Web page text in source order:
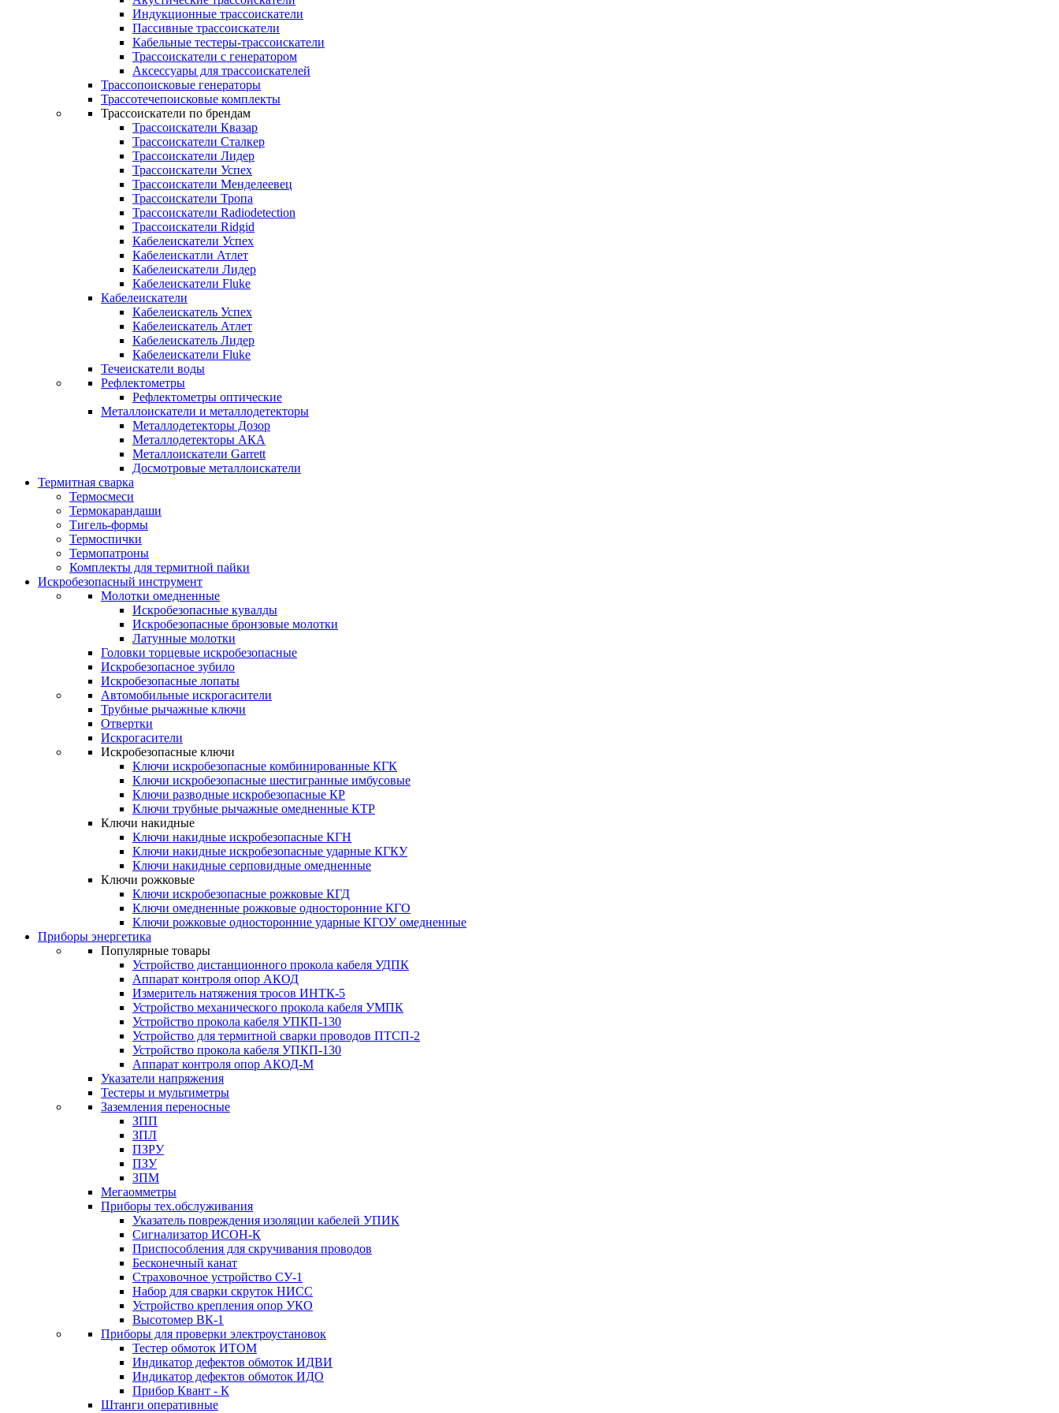
Индукционные трассоискатели
Пассивные трассоискатели
Кабельные тестеры-трассоискатели
Трассоискатели с генератором
Аксессуары для трассоискателей
Трассопоисковые генераторы
Трассотечепоисковые комплекты
Трассоискатели по брендам
Трассоискатели Квазар
Трассоискатели Сталкер
Трассоискатели Лидер
Трассоискатели Успех
Трассоискатели Менделеевец
Трассоискатели Тропа
Трассоискатели Radiodetection
Трассоискатели Ridgid
Кабелеискатели Успех
Кабелеискатли Атлет
Кабелеискатели Лидер
Кабелеискатели Fluke
Кабелеискатели
Кабелеискатель Успех
Кабелеискатель Атлет
Кабелеискатель Лидер
Кабелеискатели Fluke
Течеискатели воды
Рефлектометры
Рефлектометры оптические
Металлоискатели и металлодетекторы
Металлодетекторы Дозор
Металлодетекторы АКА
Металлоискатели Garrett
Досмотровые металлоискатели
Термитная сварка
Термосмеси
Термокарандаши
Тигель-формы
Термоспички
Термопатроны
Комплекты для термитной пайки
Искробезопасный инструмент
Молотки омедненные
Искробезопасные кувалды
Искробезопасные бронзовые молотки
Латунные молотки
Головки торцевые искробезопасные
Искробезопасное зубило
Искробезопасные лопаты
Автомобильные искрогасители
Трубные рычажные ключи
Отвертки
Искрогасители
Искробезопасные ключи
Ключи искробезопасные комбинированные КГК
Ключи искробезопасные шестигранные имбусовые
Ключи разводные искробезопасные КР
Ключи трубные рычажные омедненные КТР
Ключи накидные
Ключи накидные искробезопасные КГН
Ключи накидные искробезопасные ударные КГКУ
Ключи накидные серповидные омедненные
Ключи рожковые
Ключи искробезопасные рожковые КГД
Ключи омедненные рожковые односторонние КГО
Ключи рожковые односторонние ударные КГОУ омедненные
Приборы энергетика
Популярные товары
Устройство дистанционного прокола кабеля УДПК
Аппарат контроля опор АКОД
Измеритель натяжения тросов ИНТК-5
Устройство механического прокола кабеля УМПК
Устройство прокола кабеля УПКП-130
Устройство для термитной сварки проводов ПТСП-2
Устройство прокола кабеля УПКП-130
Аппарат контроля опор АКОД-М
Указатели напряжения
Тестеры и мультиметры
Заземления переносные
ЗПП
ЗПЛ
ПЗРУ
ПЗУ
ЗПМ
Мегаомметры
Приборы тех.обслуживания
Указатель повреждения изоляции кабелей УПИК
Сигнализатор ИСОН-К
Приспособления для скручивания проводов
Бесконечный канат
Страховочное устройство СУ-1
Набор для сварки скруток НИСС
Устройство крепления опор УКО
Высотомер ВК-1
Приборы для проверки электроустановок
Тестер обмоток ИТОМ
Индикатор дефектов обмоток ИДВИ
Индикатор дефектов обмоток ИДО
Прибор Квант - К
Штанги оперативные